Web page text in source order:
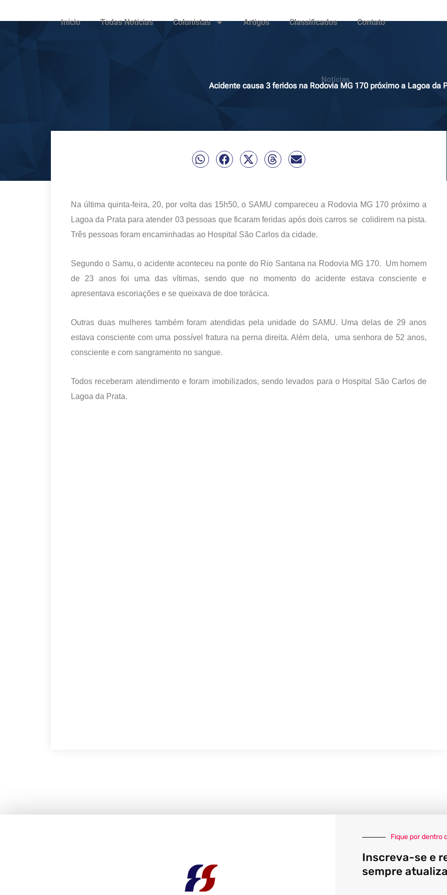
Início Todas Notícias Colunistas Artigos Classificados Contato
Notícias
Acidente causa 3 feridos na Rodovia MG 170 próximo a Lagoa da
Na última quinta-feira, 20, por volta das 15h50, o SAMU compareceu a Rodovia MG 170 próximo a
Lagoa da Prata para atender 03 pessoas que ficaram feridas após dois carros se colidirem na pista.
Três pessoas foram encaminhadas ao Hospital São Carlos da cidade.
Segundo o Samu, o acidente aconteceu na ponte do Rio Santana na Rodovia MG 170. Um homem
de 23 anos foi uma das vítimas, sendo que no momento do acidente estava consciente e
apresentava escoriações e se queixava de doe torácica.
Outras duas mulheres também foram atendidas pela unidade do SAMU. Uma delas de 29 anos
estava consciente com uma possível fratura na perna direita. Além dela, uma senhora de 52 anos,
consciente e com sangramento no sangue.
Todos receberam atendimento e foram imobilizados, sendo levados para o Hospital São Carlos de
Lagoa da Prata.
Fique por dentro
Inscreva-se e
sempre